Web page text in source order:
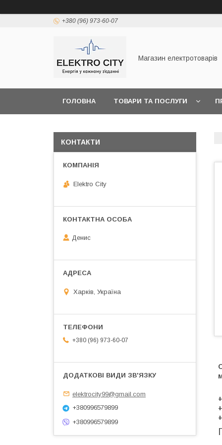
+380 (96) 973-60-07
Магазин електротоварів
ГОЛОВНА ТОВАРИ ТА ПОСЛУГИ
КОНТАКТИ
Elektro City
Денис
Харків, Україна
+380 (96) 973-60-07
elektrocity99@gmail.com
+380996579899
+380996579899